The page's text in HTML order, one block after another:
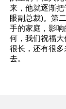
来，他就逐渐
眼副总裁)。第
手的家庭，影
何，我们祝福
很长，还有很
去。